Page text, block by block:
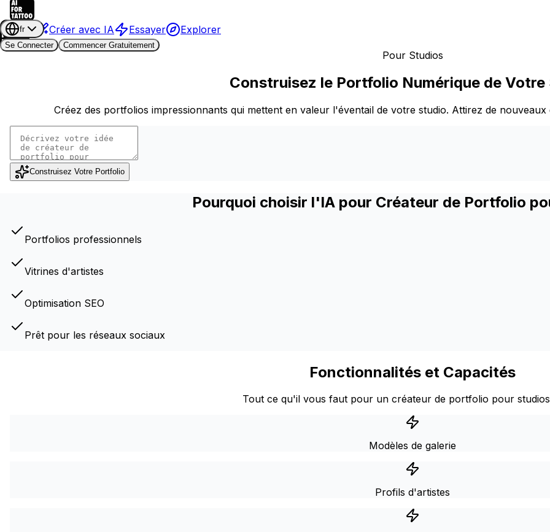
Créer avec IA Essayer Explorer
fr
Se Connecter
Commencer Gratuitement
Pour Studios
Construisez le Portfolio Numérique de Votre
Créez des portfolios impressionnants qui mettent en valeur l'éventail de votre studio. Attirez de
Construisez Votre Portfolio
Pourquoi choisir l'IA pour Créateur de Portfolio
Portfolios professionnels
Vitrines d'artistes
Optimisation SEO
Prêt pour les réseaux sociaux
Fonctionnalités et Capacités
Tout ce qu'il vous faut pour un créateur de portfolio pour
Modèles de galerie
Profils d'artistes